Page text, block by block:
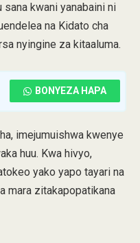
sana kwani yanabaini ni
na Kidato cha
nyingine za kitaaluma.
BONYEZA HAPA
imejumuishwa kwenye
huu. Kwa hivyo,
yako yapo tayari na
mara zitakapopatikana